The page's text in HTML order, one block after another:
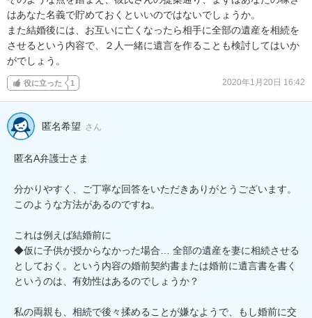
はあなた名義で貯めておくといいのではないでしょうか。
また結婚後には、お互いに亡くなったら相手に全部の遺産を相続を
させるという内容で、２人一緒に遺言を作ることも検討してはいか
がでしょう。
役に立った 1 2020年1月20日 16:42
匿名希望 さん
匿名A弁護士さま
分かりやすく、ご丁寧な回答をいただきありがとうございます。
このような方法があるのですね。
これは例えば結婚前に
◆仮に子供が授からなかった場合… 全部の遺産を妻に相続させる
としておく。という内容の婚前契約書または婚前に遺言書を書く
というのは、有効性はあるのでしょうか？
私の両親も、相続で後々揉めることが嫌なようで、もし婚前に交